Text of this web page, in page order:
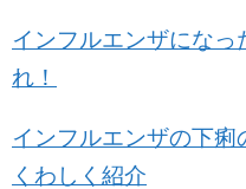
インフルエンザになっ
れ！
インフルエンザの下痢
くわしく紹介